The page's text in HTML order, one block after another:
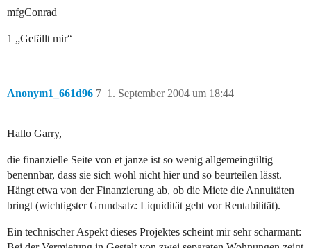
mfgConrad
1 „Gefällt mir“
Anonym1_661d96 1. September 2004 um 18:44
7
Hallo Garry,
die finanzielle Seite von et janze ist so wenig allgemeingültig
benennbar, dass sie sich wohl nicht hier und so beurteilen lässt.
Hängt etwa von der Finanzierung ab, ob die Miete die Annuitäten
bringt (wichtigster Grundsatz: Liquidität geht vor Rentabilität).
Ein technischer Aspekt dieses Projektes scheint mir sehr scharmant: